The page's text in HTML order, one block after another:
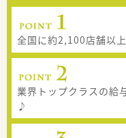
全国に約2,100店舗以
業界トップクラスの給
♪